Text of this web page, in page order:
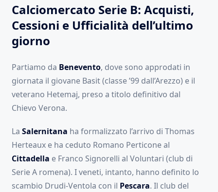
Calciomercato Serie B: Acquisti,
Cessioni e Ufficialità dell’ultimo
giorno
Partiamo da Benevento, dove sono approdati in
giornata il giovane Basit (classe ’99 dall’Arezzo) e il
veterano Hetemaj, preso a titolo definitivo dal
Chievo Verona.
La Salernitana ha formalizzato l’arrivo di Thomas
Herteaux e ha ceduto Romano Perticone al
Cittadella e Franco Signorelli al Voluntari (club di
Serie A romena). I veneti, intanto, hanno definito lo
scambio Drudi-Ventola con il Pescara. Il club del